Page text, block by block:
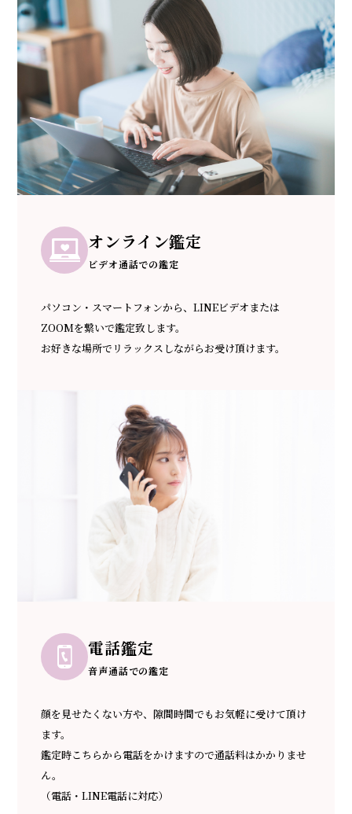
オンライン鑑定
ビデオ通話での鑑定
パソコン・スマートフォンから、LINEビデオまたは
ZOOMを繋いで鑑定致します。
お好きな場所でリラックスしながらお受け頂けます。
電話鑑定
音声通話での鑑定
顔を見せたくない方や、隙間時間でもお気軽に受けて頂け
ます。
鑑定時こちらから電話をかけますので通話料はかかりませ
ん。
（電話・LINE電話に対応）